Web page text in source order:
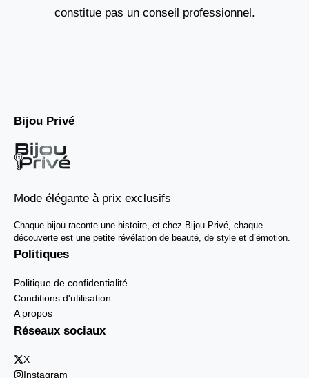
constitue pas un conseil professionnel.
Bijou Privé
Mode élégante à prix exclusifs
Chaque bijou raconte une histoire, et chez Bijou Privé, chaque
découverte est une petite révélation de beauté, de style et d’émotion.
Politiques
Politique de confidentialité
Conditions d'utilisation
A propos
Réseaux sociaux
X
Instagram